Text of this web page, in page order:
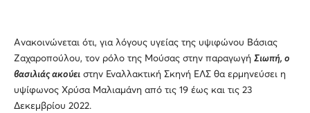
Ανακοινώνεται ότι, για λόγους υγείας της υψιφώνου Βάσιας
Ζαχαροπούλου, τον ρόλο της Μούσας στην παραγωγή Σιωπή, ο
βασιλιάς ακούει στην Εναλλακτική Σκηνή ΕΛΣ θα ερμηνεύσει η
υψίφωνος Χρύσα Μαλιαμάνη από τις 19 έως και τις 23
Δεκεμβρίου 2022.